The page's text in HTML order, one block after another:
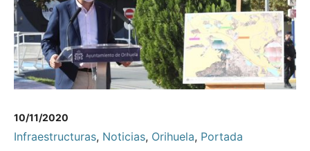
10/11/2020
Infraestructuras, Noticias, Orihuela, Portada